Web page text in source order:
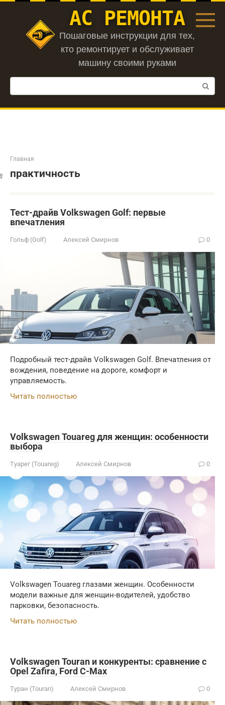
Перейти
АС РЕМОНТА
Пошаговые инструкции для тех,
кто ремонтирует и обслуживает
машину своими руками
Поиск:
Главная
практичность
Тест-драйв Volkswagen Golf: первые
впечатления
Гольф (Golf) Алексей Смирнов 0
Подробный тест-драйв Volkswagen Golf. Впечатления от
вождения, поведение на дороге, комфорт и
управляемость.
Читать полностью
Volkswagen Touareg для женщин: особенности
выбора
Туарег (Touareg) Алексей Смирнов 0
Volkswagen Touareg глазами женщин. Особенности
модели важные для женщин-водителей, удобство
парковки, безопасность.
Читать полностью
Volkswagen Touran и конкуренты: сравнение с
Opel Zafira, Ford C-Max
Туран (Touran) Алексей Смирнов 0